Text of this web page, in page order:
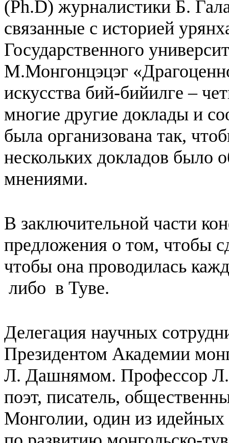
(Ph.D) журналистики Б.
связанные с историей
Государственного
М.Монгонцэцэг
искусства бий-бийилге –
многие другие доклады и
была организована так,
нескольких докладов было
мнениями.
В заключительной части
предложения о том, чтобы
чтобы она проводилась
либо в Туве.
Делегация научных
Президентом Академии
Л. Дашнямом. Профессор
поэт, писатель,
Монголии, один из идейных